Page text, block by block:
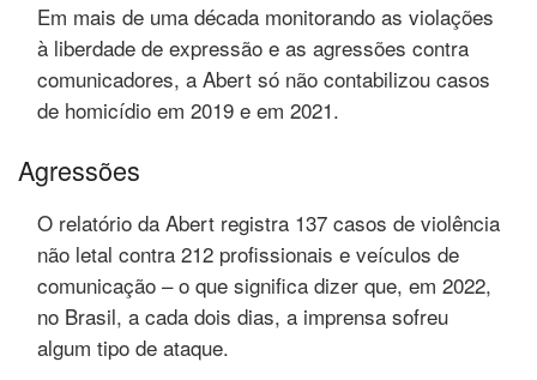
Em mais de uma década monitorando as violações
à liberdade de expressão e as agressões contra
comunicadores, a Abert só não contabilizou casos
de homicídio em 2019 e em 2021.
Agressões
O relatório da Abert registra 137 casos de violência
não letal contra 212 profissionais e veículos de
comunicação – o que significa dizer que, em 2022,
no Brasil, a cada dois dias, a imprensa sofreu
algum tipo de ataque.